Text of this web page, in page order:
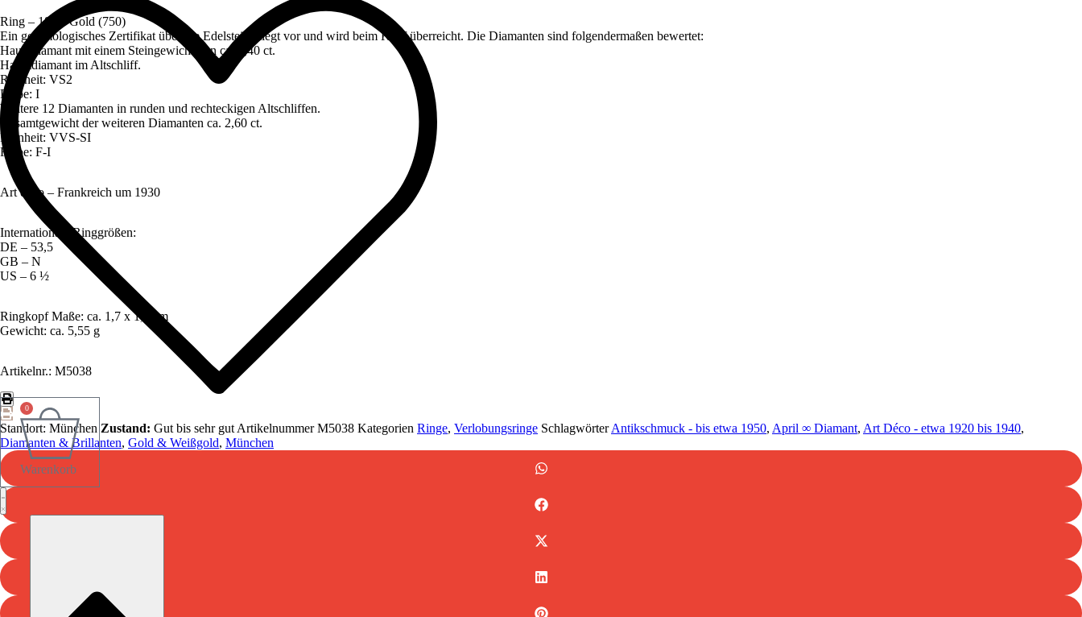
0
Warenkorb
déco
Ring
mit
Diamanten,
inklusive
Edelsteingutachten!
Menge
Ring – 18 ct. Gold (750)
Ein gemmologisches Zertifikat über die Edelsteine liegt vor und wird beim Kauf überreicht. Die Diamanten sind folgendermaßen bewertet:
Hauptdiamant mit einem Steingewicht von ca. 1,40 ct.
Hauptdiamant im Altschliff.
Reinheit: VS2
Farbe: I
Weitere 12 Diamanten in runden und rechteckigen Altschliffen.
Gesamtgewicht der weiteren Diamanten ca. 2,60 ct.
Reinheit: VVS-SI
Farbe: F-I
Art déco – Frankreich um 1930
Internationale Ringgrößen:
DE – 53,5
GB – N
US – 6 ½
Ringkopf Maße: ca. 1,7 x 1,7 cm
Gewicht: ca. 5,55 g
Artikelnr.: M5038
Standort: München Zustand: Gut bis sehr gut ArtikelnummerM5038 Kategorien Ringe, Verlobungsringe Schlagwörter Antikschmuck - bis etwa 1950, April ∞ Diamant, Art Déco - etwa 1920 bis 1940,
Diamanten & Brillanten, Gold & Weißgold, München